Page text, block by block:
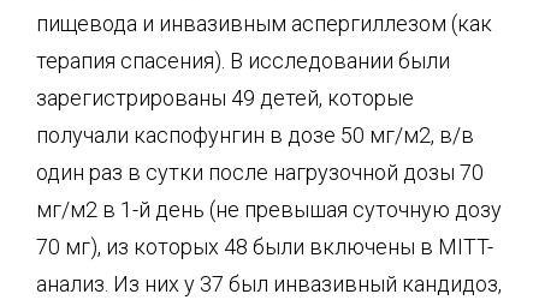
пищевода и инвазивным аспергиллезом (как
терапия спасения). В исследовании были
зарегистрированы 49 детей, которые
получали каспофунгин в дозе 50 мг/м2, в/в
один раз в сутки после нагрузочной дозы 70
мг/м2 в 1-й день (не превышая суточную дозу
70 мг), из которых 48 были включены в MITT-
анализ. Из них у 37 был инвазивный кандидоз,